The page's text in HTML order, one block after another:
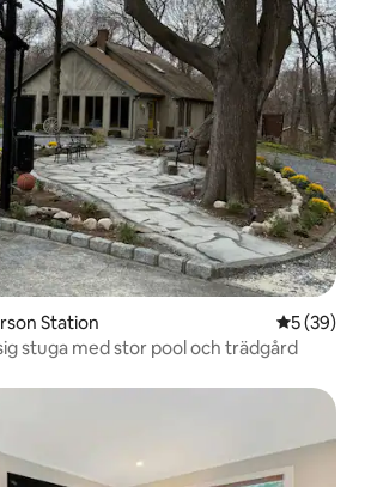
Station 5 av 5 i
5 (39)
stuga med stor pool och trädgård